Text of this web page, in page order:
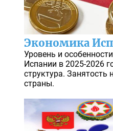
Экономика
Уровень и
Испании в 2025-2026
структура.
страны.